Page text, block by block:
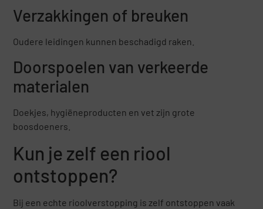
Verzakkingen of breuken
Oudere leidingen kunnen beschadigd raken.
Doorspoelen van verkeerde
materialen
Doekjes, hygiëneproducten en vet zijn grote
boosdoeners.
Kun je zelf een riool
ontstoppen?
Bij een echte rioolverstopping is zelf ontstoppen vaak